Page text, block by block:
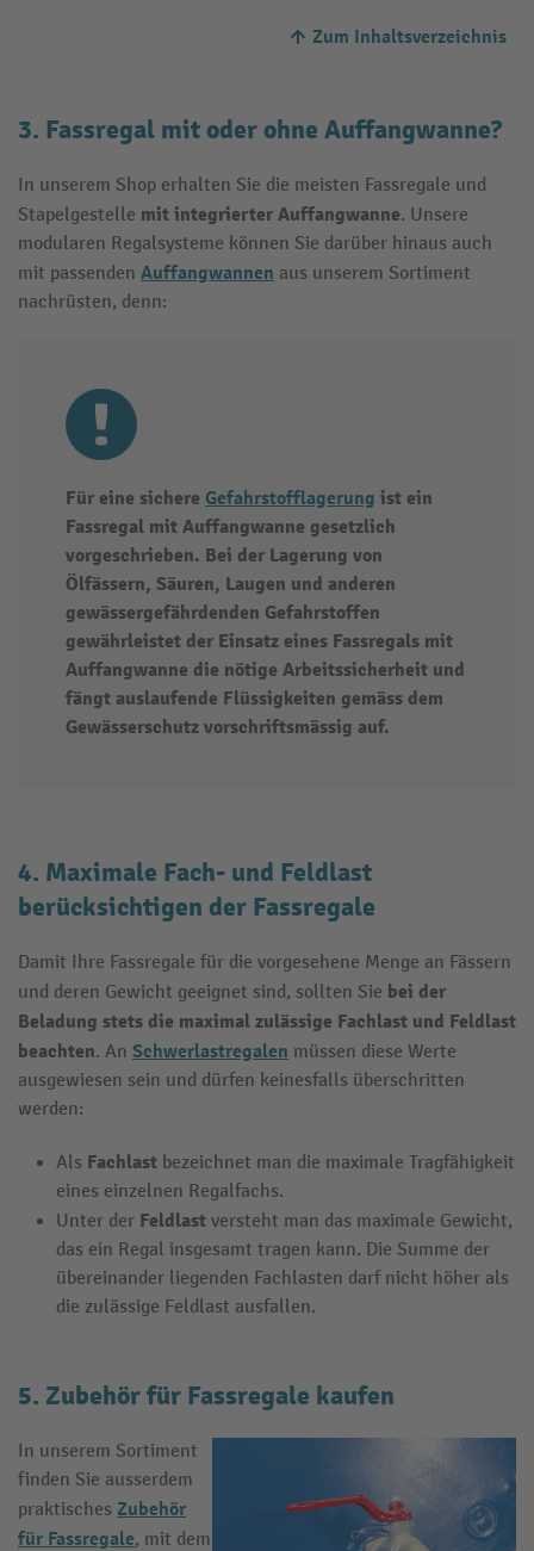
Zum Inhaltsverzeichnis
3. Fassregal mit oder ohne Auffangwanne?
In unserem Shop erhalten Sie die meisten Fassregale und
Stapelgestelle mit integrierter Auffangwanne. Unsere
modularen Regalsysteme können Sie darüber hinaus auch
mit passenden Auffangwannen aus unserem Sortiment
nachrüsten, denn:
Für eine sichere Gefahrstofflagerung ist ein
Fassregal mit Auffangwanne gesetzlich
vorgeschrieben. Bei der Lagerung von
Ölfässern, Säuren, Laugen und anderen
gewässergefährdenden Gefahrstoffen
gewährleistet der Einsatz eines Fassregals mit
Auffangwanne die nötige Arbeitssicherheit und
fängt auslaufende Flüssigkeiten gemäss dem
Gewässerschutz vorschriftsmässig auf.
4. Maximale Fach- und Feldlast
berücksichtigen der Fassregale
Damit Ihre Fassregale für die vorgesehene Menge an Fässern
und deren Gewicht geeignet sind, sollten Sie bei der
Beladung stets die maximal zulässige Fachlast und Feldlast
beachten. An Schwerlastregalen müssen diese Werte
ausgewiesen sein und dürfen keinesfalls überschritten
werden:
Als Fachlast bezeichnet man die maximale Tragfähigkeit
eines einzelnen Regalfachs.
Unter der Feldlast versteht man das maximale Gewicht,
das ein Regal insgesamt tragen kann. Die Summe der
übereinander liegenden Fachlasten darf nicht höher als
die zulässige Feldlast ausfallen.
5. Zubehör für Fassregale kaufen
In unserem Sortiment
finden Sie ausserdem
praktisches Zubehör
für Fassregale, mit dem